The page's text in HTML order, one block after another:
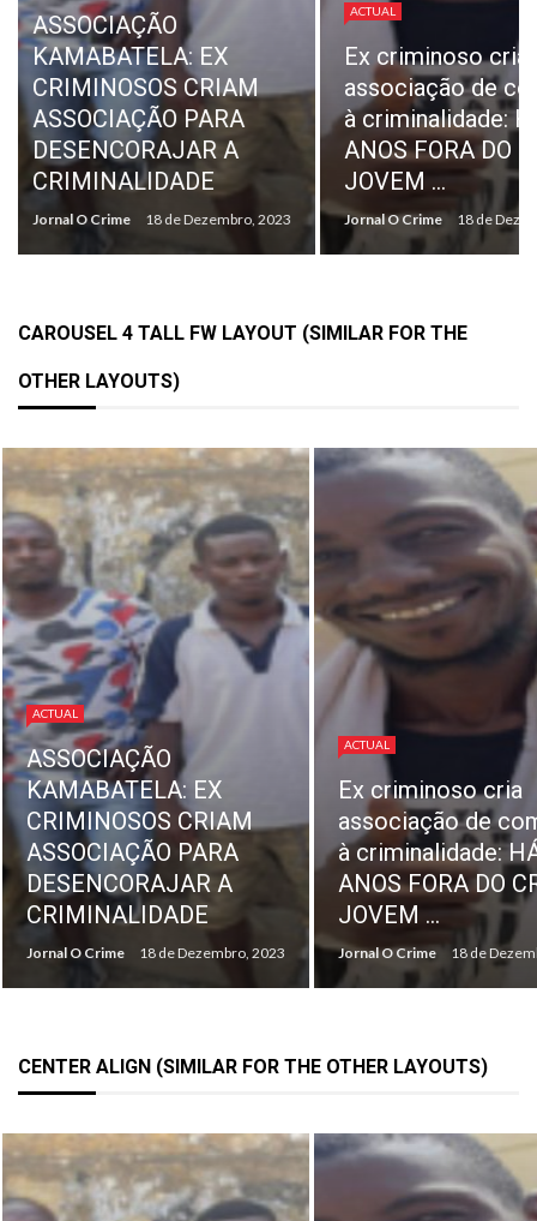
ACTUAL
Ex criminoso cria
associação de combate
à criminalidade: HÁ
ANOS FORA DO CRIME,
JOVEM ...
Jornal O Crime 18 de Dezembro, 2023
EX-
DA SONANGOL
CONFIRMAM
PAGAMENTO DE
Jornal O Crime 18 de
CAROUSEL 4 TALL FW LAYOUT (SIMILAR FOR THE
OTHER LAYOUTS)
ACTUAL
Ex criminoso cria
associação de combate
à criminalidade: HÁ
ANOS FORA DO CRIME,
JOVEM ...
Jornal O Crime 18 de Dezembro, 2023
ACTUAL
EX-
DA SONANGOL
CONFIRMAM
«NORMALIDADE»
PAGAMENTO DE
INDEMINIZAÇÕES
Jornal O Crime 18 de
CENTER ALIGN (SIMILAR FOR THE OTHER LAYOUTS)